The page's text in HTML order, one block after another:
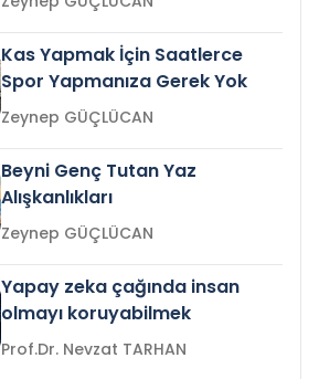
Kas Yapmak İçin Saatlerce
Spor Yapmanıza Gerek Yok
Zeynep GÜÇLÜCAN
Beyni Genç Tutan Yaz
Alışkanlıkları
Zeynep GÜÇLÜCAN
Yapay zeka çağında insan
olmayı koruyabilmek
Prof.Dr. Nevzat TARHAN